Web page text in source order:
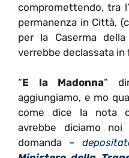
compromettendo, tra
permanenza in Città,
per la Caserma
verrebbe declassata in
“E la Madonna”
aggiungiamo, e mo
come dice la nota
avrebbe diciamo
domanda –